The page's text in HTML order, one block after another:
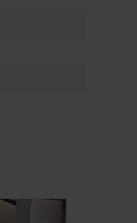
τραυματισμών που
Το MacBook περιέχει
συσκευών.